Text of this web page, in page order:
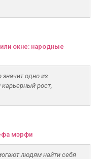
окне: народные
значит одно из
рост,
мэрфи
людям найти себя